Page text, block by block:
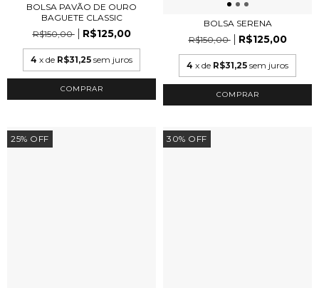
BOLSA PAVÃO DE OURO
BAGUETE CLASSIC
R$150,00
R$125,00
4 x de R$31,25 sem juros
COMPRAR
BOLSA SERENA
R$150,00
R$125,00
4 x de R$31,25 sem juros
25% OFF 30% OFF